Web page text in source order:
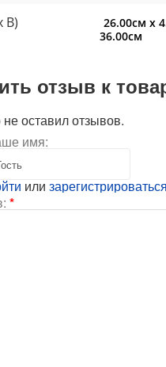
В)
26.00см x
36.00см
отзыв к
оставил отзывов.
имя:
или зарегистрироваться
*